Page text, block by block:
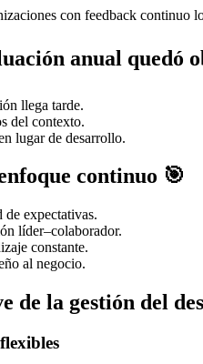
con feedback continuo
anual quedó
llega tarde.
del contexto.
lugar de desarrollo.
continuo 🎯
expectativas.
líder–colaborador.
constante.
al negocio.
de la gestión del